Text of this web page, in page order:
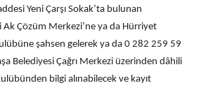
Yeni Çarşı Sokak’ta bulunan
Ak Çözüm Merkezi’ne ya da Hürriyet
şahsen gelerek ya da 0 282 259 59
Belediyesi Çağrı Merkezi üzerinden dâhili
bilgi alınabilecek ve kayıt